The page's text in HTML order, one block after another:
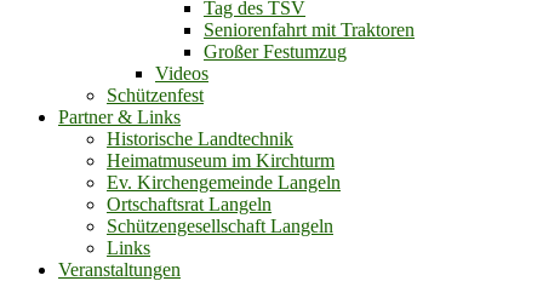
Tag des TSV
Seniorenfahrt mit Traktoren
Großer Festumzug
Videos
Schützenfest
Partner & Links
Historische Landtechnik
Heimatmuseum im Kirchturm
Ev. Kirchengemeinde Langeln
Ortschaftsrat Langeln
Schützengesellschaft Langeln
Links
Veranstaltungen